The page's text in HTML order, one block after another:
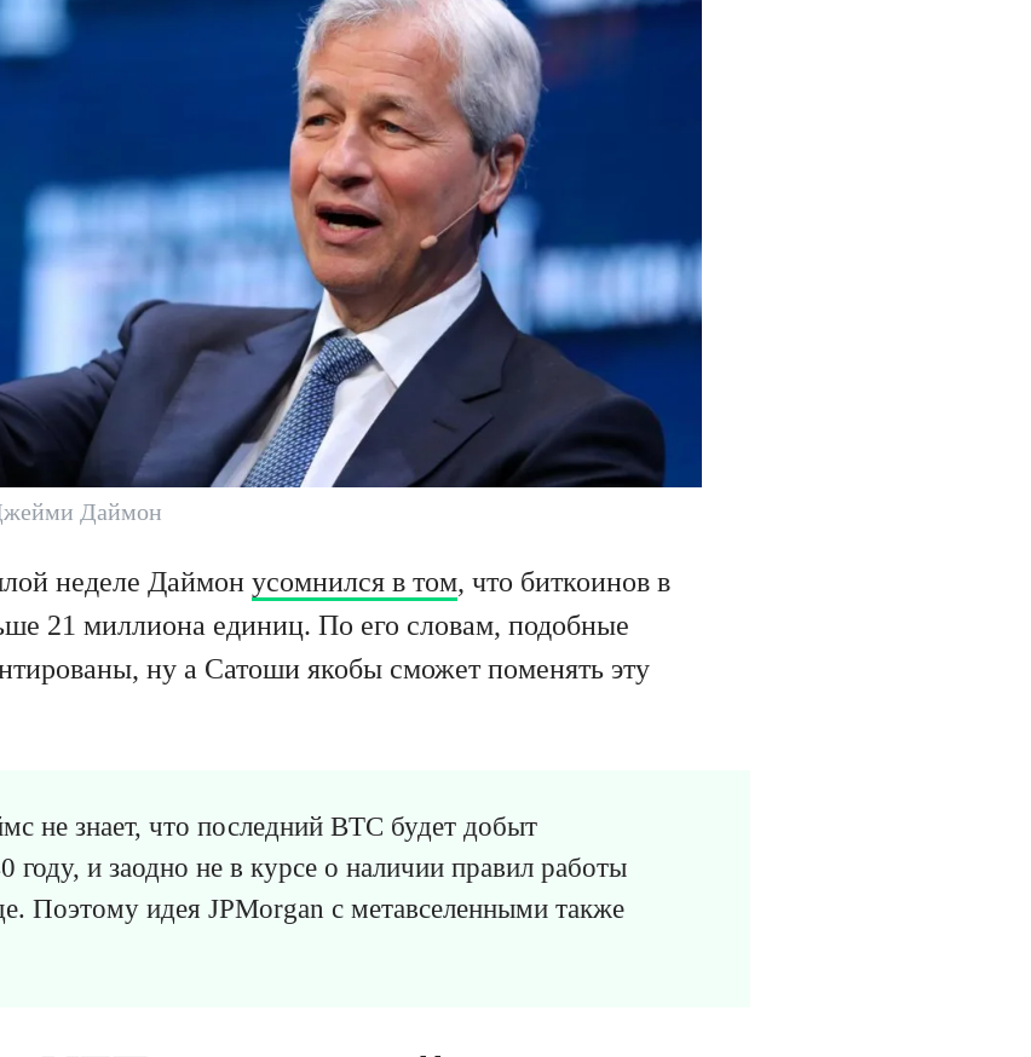
Даймон
неделе Даймон усомнился в том, что биткоинов в
21 миллиона единиц. По его словам, подобные
ну а Сатоши якобы сможет поменять эту
не знает, что последний BTC будет добыт
году, и заодно не в курсе о наличии правил работы
Поэтому идея JPMorgan с метавселенными также